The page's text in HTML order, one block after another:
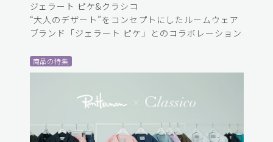
ジェラート ピケ&クラシコ
“大人のデザート”をコンセプトにしたルームウェア
ブランド「ジェラート ピケ」とのコラボレーション
商品の特集